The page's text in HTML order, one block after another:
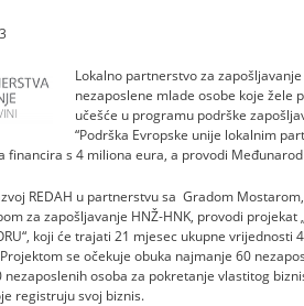
Lokalno partnerstvo za
nezaposlene mlade osobe koje žele
učešće u programu podrške
“Podrška Evropske unije lokalnim
financira s 4 miliona eura, a provodi
REDAH u partnerstvu sa Gradom
za zapošljavanje HNŽ-HNK, provodi projekat
koji će trajati 21 mjesec ukupne
se očekuje obuka najmanje 60
osoba za pokretanje vlastitog
registruju svoj biznis.